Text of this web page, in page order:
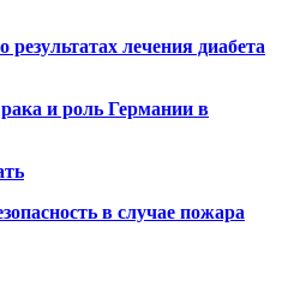
лечения диабета
и роль Германии в
в случае пожара